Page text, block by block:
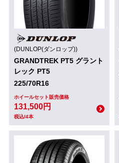
(DUNLOP(ダンロップ))
GRANDTREK PT5 グラント
レック PT5
225/70R16
ホイールセット販売価格
131,500円
税込/4本